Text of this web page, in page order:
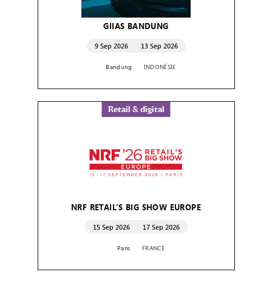
GIIAS BANDUNG
9 Sep 2026 13 Sep 2026
Bandung INDONÉSIE
Retail & digital
NRF RETAIL’S BIG SHOW EUROPE
15 Sep 2026 17 Sep 2026
Paris FRANCE